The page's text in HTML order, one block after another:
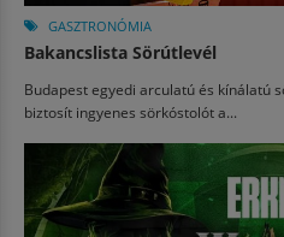
GASZTRONÓMIA
Bakancslista Sörútlevél
Budapest egyedi arculatú és kínálatú
biztosít ingyenes sörkóstolót a...